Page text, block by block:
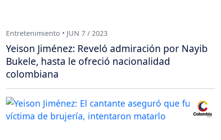
Entretenimiento • JUN 7 / 2023
Yeison Jiménez: Reveló admiración por Nayib
Bukele, hasta le ofreció nacionalidad
colombiana